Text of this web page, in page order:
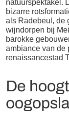
natuurspektakel.
bizarre
als Radebeul, de
wijndorpen bij
barokke
ambiance van de
renaissancestad
De